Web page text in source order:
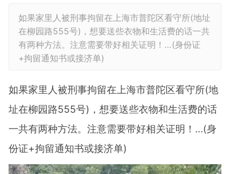
如果家里人被刑事拘留在上海市普陀区看守所(地址
在柳园路555号)，想要送些衣物和生活费的话一共
有两种方法。注意需要带好相关证明！…(身份证
+拘留通知书或接济单)
如果家里人被刑事拘留在上海市普陀区看守所(地
址在柳园路555号)，想要送些衣物和生活费的话
一共有两种方法。注意需要带好相关证明！…(身
份证+拘留通知书或接济单)